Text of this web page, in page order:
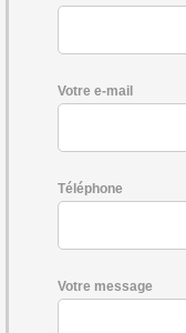
Votre e-mail
Téléphone
Votre message